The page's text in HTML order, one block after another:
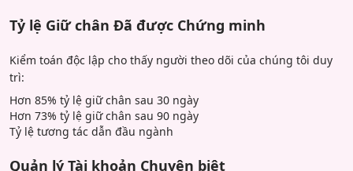
Tỷ lệ Giữ chân Đã được Chứng minh
Kiểm toán độc lập cho thấy người theo dõi của chúng tôi duy
trì:
Hơn 85% tỷ lệ giữ chân sau 30 ngày
Hơn 73% tỷ lệ giữ chân sau 90 ngày
Tỷ lệ tương tác dẫn đầu ngành
Quản lý Tài khoản Chuyên biệt